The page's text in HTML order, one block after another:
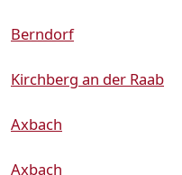
Berndorf
Kirchberg an der Raab
Axbach
Axbach